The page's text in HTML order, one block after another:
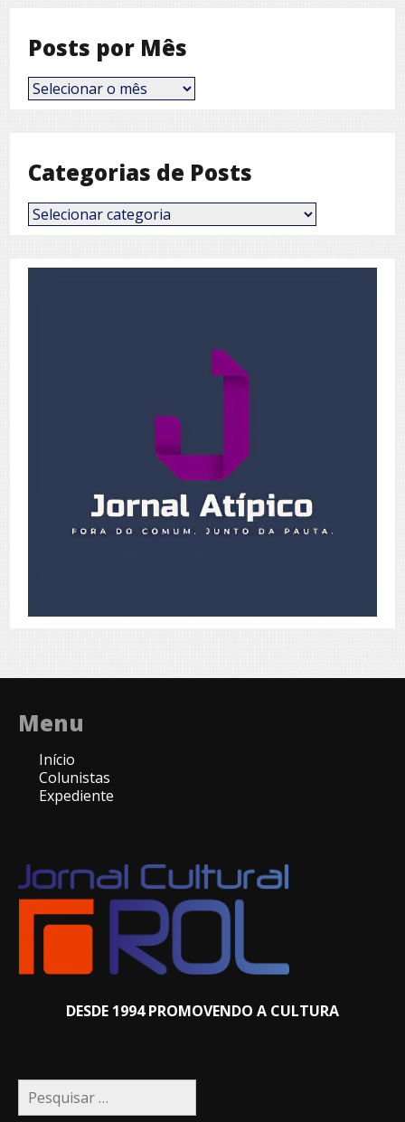
Posts por Mês
Posts
por
Categorias de Posts
Categorias
de
Menu
Início
Colunistas
Expediente
DESDE 1994 PROMOVENDO A CULTURA
Pesquisar
por: